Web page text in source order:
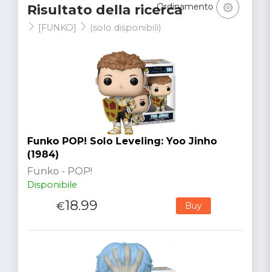
Risultato della ricerca
[FUNKO] (solo disponibili)
Ordinamento
Funko POP! Solo Leveling: Yoo Jinho
(1984)
Funko - POP!
Disponibile
€18.99 Buy